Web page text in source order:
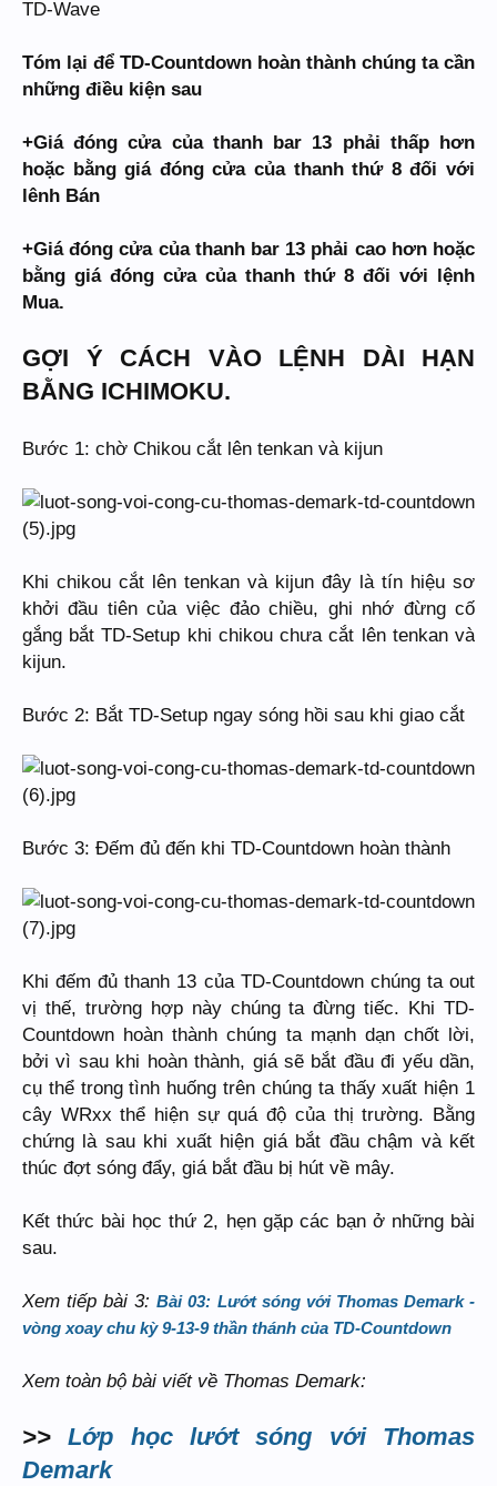
TD-Wave
Tóm lại để TD-Countdown hoàn thành chúng ta cần
những điều kiện sau
+Giá đóng cửa của thanh bar 13 phải thấp hơn
hoặc bằng giá đóng cửa của thanh thứ 8 đối với
lênh Bán
+Giá đóng cửa của thanh bar 13 phải cao hơn hoặc
bằng giá đóng cửa của thanh thứ 8 đối với lệnh
Mua.
GỢI Ý CÁCH VÀO LỆNH DÀI HẠN
BẰNG ICHIMOKU.
Bước 1: chờ Chikou cắt lên tenkan và kijun
Khi chikou cắt lên tenkan và kijun đây là tín hiệu sơ
khởi đầu tiên của việc đảo chiều, ghi nhớ đừng cố
gắng bắt TD-Setup khi chikou chưa cắt lên tenkan và
kijun.
Bước 2: Bắt TD-Setup ngay sóng hồi sau khi giao cắt
Bước 3: Đếm đủ đến khi TD-Countdown hoàn thành
Khi đếm đủ thanh 13 của TD-Countdown chúng ta out
vị thế, trường hợp này chúng ta đừng tiếc. Khi TD-
Countdown hoàn thành chúng ta mạnh dạn chốt lời,
bởi vì sau khi hoàn thành, giá sẽ bắt đầu đi yếu dần,
cụ thể trong tình huống trên chúng ta thấy xuất hiện 1
cây WRxx thể hiện sự quá độ của thị trường. Bằng
chứng là sau khi xuất hiện giá bắt đầu chậm và kết
thúc đợt sóng đẩy, giá bắt đầu bị hút về mây.
Kết thức bài học thứ 2, hẹn gặp các bạn ở những bài
sau.
Xem tiếp bài 3:Bài 03: Lướt sóng với Thomas Demark -
vòng xoay chu kỳ 9-13-9 thần thánh của TD-Countdown
Xem toàn bộ bài viết về Thomas Demark:
>>Lớp học lướt sóng với Thomas
Demark